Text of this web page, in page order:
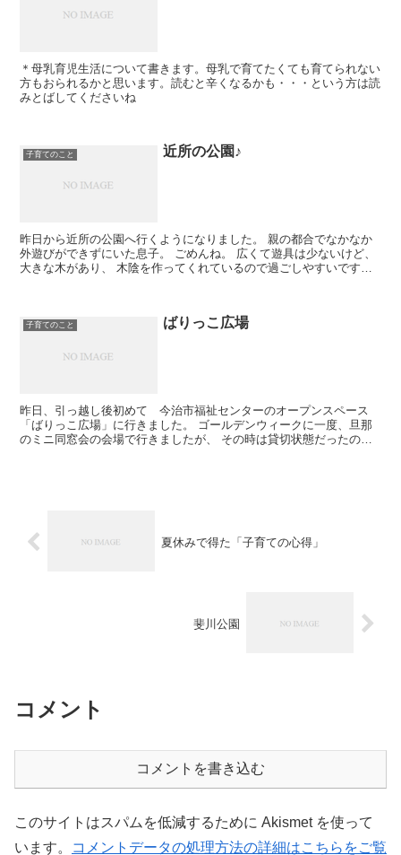
＊母乳育児生活について書きます。母乳で育てたくても育てられない
方もおられるかと思います。読むと辛くなるかも・・・という方は読
みとばしてくださいね
子育てのこと 近所の公園♪
昨日から近所の公園へ行くようになりました。 親の都合でなかなか
外遊びができずにいた息子。 ごめんね。 広くて遊具は少ないけど、
大きな木があり、 木陰を作ってくれているので過ごしやすいです。
子育てのこと ばりっこ広場
昨日、引っ越し後初めて 今治市福祉センターのオープンスペース
「ばりっこ広場」に行きました。 ゴールデンウィークに一度、旦那
のミニ同窓会の会場で行きましたが、 その時は貸切状態だったの
夏休みで得た「子育ての心得」
斐川公園
コメント
コメントを書き込む
このサイトはスパムを低減するために Akismet を使って
います。
コメントデータの処理方法の詳細はこちらをご覧